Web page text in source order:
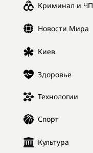
Криминал и ЧП
Новости Мира
Киев
Здоровье
Технологии
Спорт
Культура